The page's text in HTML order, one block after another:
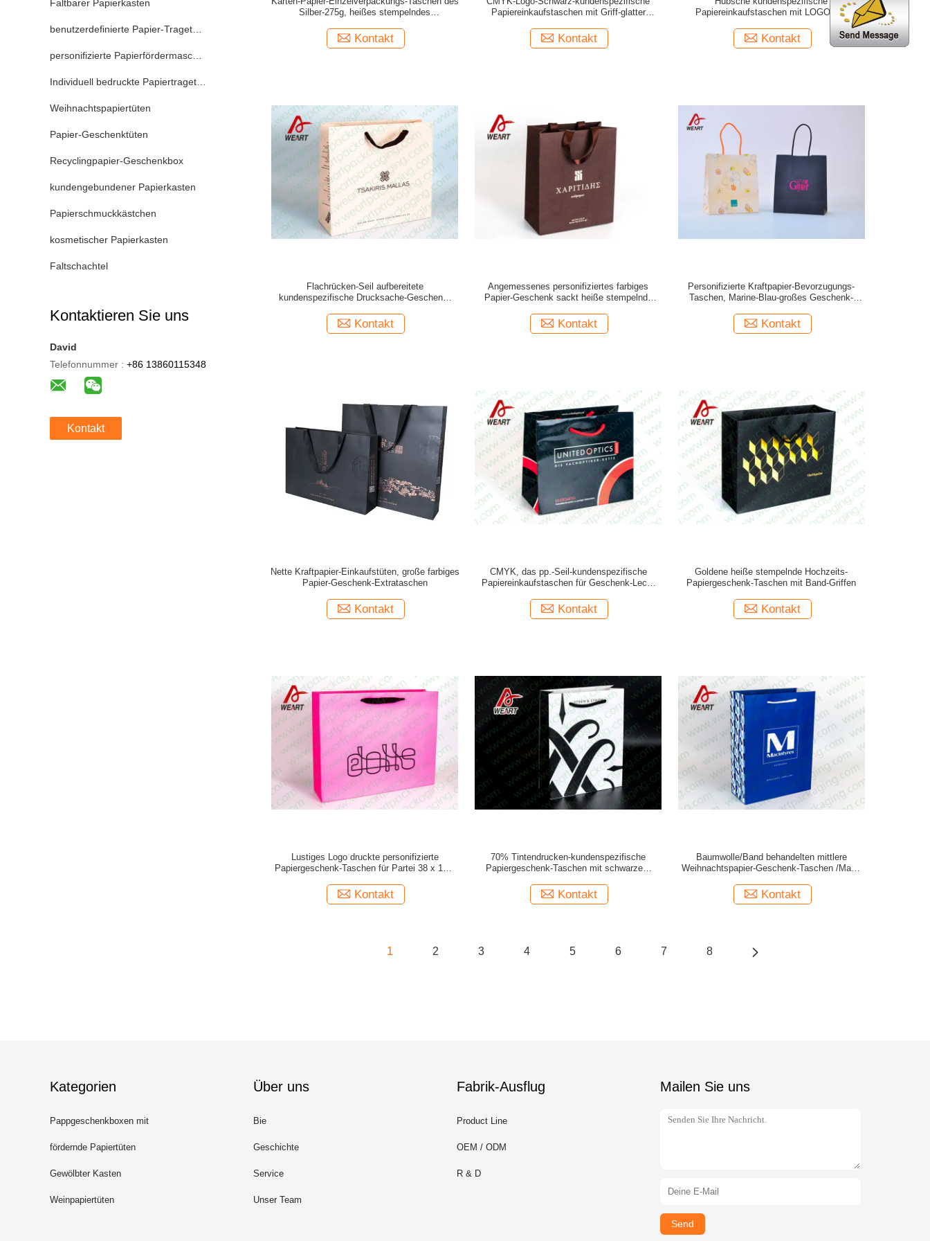
Faltbarer Papierkasten
benutzerdefinierte Papier-Tragetaschen
personifizierte Papierfördermaschinentaschen
Individuell bedruckte Papiertragetaschen
Weihnachtspapiertüten
Papier-Geschenktüten
Recyclingpapier-Geschenkbox
kundengebundener Papierkasten
Papierschmuckkästchen
kosmetischer Papierkasten
Faltschachtel
Kontaktieren Sie uns
David
Telefonnummer : +86 13860115348
Kontakt
Silber-275g, heißes stempelndes
Kontakt
Papiereinkaufstaschen mit Griff-glatter
Kontakt
Papiereinkaufstaschen mit LOGO und
Kontakt
Flachrücken-Seil aufbereitete
kundenspezifische Drucksache-Geschenk-
Kontakt
Angemessenes personifiziertes farbiges
Papier-Geschenk sackt heiße stempelnde
Kontakt
Personifizierte Kraftpapier-Bevorzugungs-
Taschen, Marine-Blau-großes Geschenk-
Kontakt
Nette Kraftpapier-Einkaufstüten, große farbiges
Papier-Geschenk-Extrataschen
Kontakt
CMYK, das pp.-Seil-kundenspezifische
Papiereinkaufstaschen für Geschenk-Lech-
Kontakt
Goldene heiße stempelnde Hochzeits-
Papiergeschenk-Taschen mit Band-Griffen
Kontakt
Lustiges Logo druckte personifizierte
Papiergeschenk-Taschen für Partei 38 x 18 x
Kontakt
70% Tintendrucken-kundenspezifische
Papiergeschenk-Taschen mit schwarzem
Kontakt
Baumwolle/Band behandelten mittlere
Weihnachtspapier-Geschenk-Taschen /Matte
Kontakt
1 2 3 4 5 6 7 8
Kategorien
Pappgeschenkboxen mit
Deckeln
fördernde Papiertüten
Gewölbter Kasten
Weinpapiertüten
Über uns
Bie
Geschichte
Service
Unser Team
Fabrik-Ausflug
Product Line
OEM / ODM
R & D
Mailen Sie uns
Send